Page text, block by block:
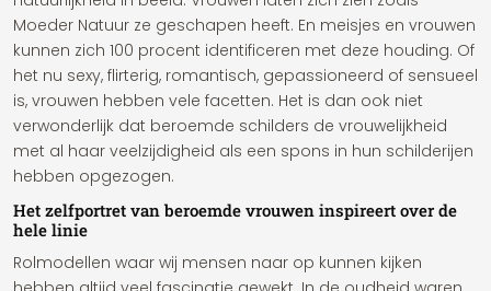
Moeder Natuur ze geschapen heeft. En meisjes en vrouwen
kunnen zich 100 procent identificeren met deze houding. Of
het nu sexy, flirterig, romantisch, gepassioneerd of sensueel
is, vrouwen hebben vele facetten. Het is dan ook niet
verwonderlijk dat beroemde schilders de vrouwelijkheid
met al haar veelzijdigheid als een spons in hun schilderijen
hebben opgezogen.
Het zelfportret van beroemde vrouwen inspireert over de
hele linie
Rolmodellen waar wij mensen naar op kunnen kijken